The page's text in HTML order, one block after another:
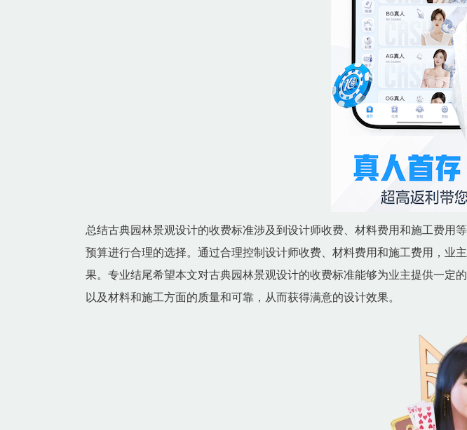
总结古典园林景观设计的收费标准涉及到设计师收费、材料费用和施工费用
预算进行合理的选择。通过合理控制设计师收费、材料费用和施工费用，业
果。专业结尾希望本文对古典园林景观设计的收费标准能够为业主提供一定
以及材料和施工方面的质量和可靠，从而获得满意的设计效果。